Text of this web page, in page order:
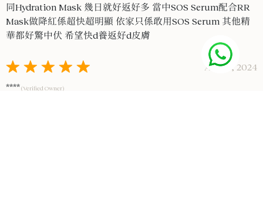
同Hydration Mask 幾日就好返好多 當中SOS Serum配合RR
Mask做降紅係超快超明顯 依家只係敢用SOS Serum 其他精
華都好驚中伏 希望快d養返好d皮膚
Aug 17, 2024
****(Verified Owner)